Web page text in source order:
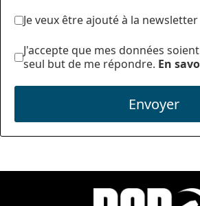
Je veux être ajouté à la newsletter
J'accepte que mes données
seul but de me répondre. En
Envoyer